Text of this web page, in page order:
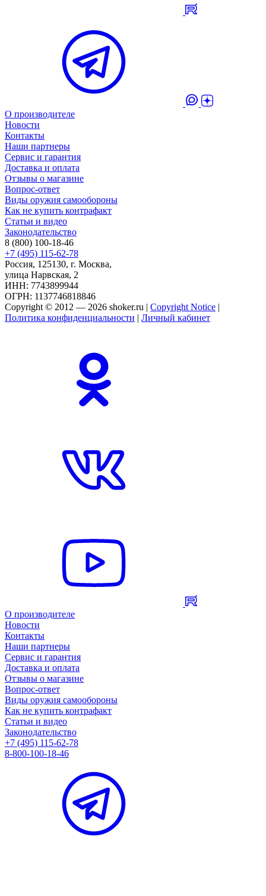
О производителе
Новости
Контакты
Наши партнеры
Сервис и гарантия
Доставка и оплата
Отзывы о магазине
Вопрос-ответ
Виды оружия самообороны
Как не купить контрафакт
Статьи и видео
Законодательство
8 (800) 100-18-46
+7 (495) 115-62-78
Россия, 125130, г. Москва,
улица Нарвская, 2
ИНН: 7743899944
ОГРН: 1137746818846
Copyright © 2012 — 2026 shoker.ru | Copyright Notice |
Политика конфиденциальности | Личный кабинет
О производителе
Новости
Контакты
Наши партнеры
Сервис и гарантия
Доставка и оплата
Отзывы о магазине
Вопрос-ответ
Виды оружия самообороны
Как не купить контрафакт
Статьи и видео
Законодательство
+7 (495) 115-62-78
8-800-100-18-46